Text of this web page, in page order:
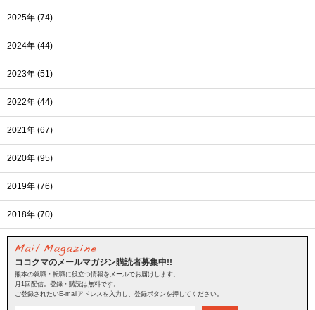
2025年 (74)
2024年 (44)
2023年 (51)
2022年 (44)
2021年 (67)
2020年 (95)
2019年 (76)
2018年 (70)
ココクマのメールマガジン購読者募集中!!
熊本の就職・転職に役立つ情報をメールでお届けします。
月1回配信。登録・購読は無料です。
ご登録されたいE-mailアドレスを入力し、登録ボタンを押してください。